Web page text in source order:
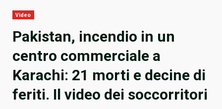
Video
Pakistan, incendio in un
centro commerciale a
Karachi: 21 morti e decine di
feriti. Il video dei soccorritori